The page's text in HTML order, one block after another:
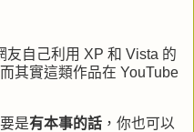
友自己利用 XP 和 Vista 的
而其實這類作品在 YouTube
是有本事的話 ，你也可以